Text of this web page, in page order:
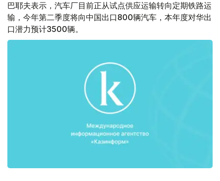
巴耶夫表示，汽车厂目前正从试点供应运输转向定期铁路运
输，今年第二季度将向中国出口800辆汽车，本年度对华出
口潜力预计3500辆。